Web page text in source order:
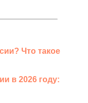
Что такое
в 2026 году: